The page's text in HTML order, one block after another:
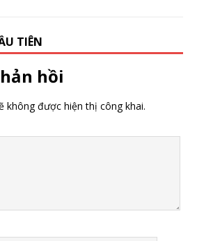
TIÊN
hồi
không được hiện thị công khai.